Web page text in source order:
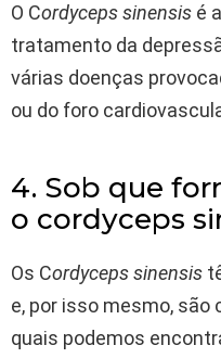
O Cordyceps sinensis é
tratamento da
várias doenças
ou do foro
4. Sob que
o cordyceps
Os Cordyceps sinensis
e, por isso mesmo,
quais podemos